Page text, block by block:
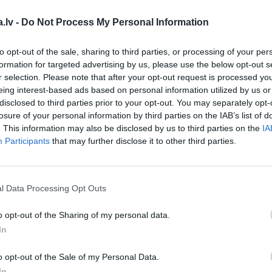
- Do Not Process My Personal Information
opt-out of the sale, sharing to third parties, or processing of your
for targeted advertising by us, please use the below opt-out
selection. Please note that after your opt-out request is processed
interest-based ads based on personal information utilized by us
to third parties prior to your opt-out. You may separately
of your personal information by third parties on the IAB’s list of
This information may also be disclosed by us to third parties on the
Participants that may further disclose it to other third parties.
Data Processing Opt Outs
opt-out of the Sharing of my personal data.
opt-out of the Sale of my Personal Data.
bija smaga:Aktieri Rihardu
nevar atpazīt
vārduotrajai meitai devis